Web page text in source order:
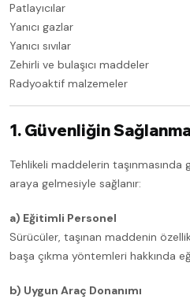
Patlayıcılar
Yanıcı gazlar
Yanıcı sıvılar
Zehirli ve bulaşıcı maddeler
Radyoaktif malzemeler
1. Güvenliğin
Tehlikeli maddelerin taşınmasında
araya gelmesiyle sağlanır:
a) Eğitimli Personel
Sürücüler, taşınan maddenin
başa çıkma yöntemleri hakkında
b) Uygun Araç Donanımı